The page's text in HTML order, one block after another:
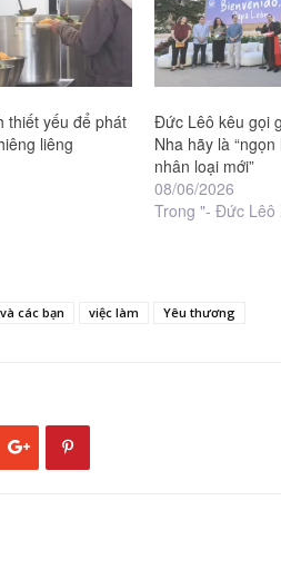
thiết yếu để phát
liêng
Đức Lêô kêu gọi
Nha hãy là
nhân loại mới”
08/06/2026
Trong "- Đức Lêô
các bạn việc làm Yêu thương